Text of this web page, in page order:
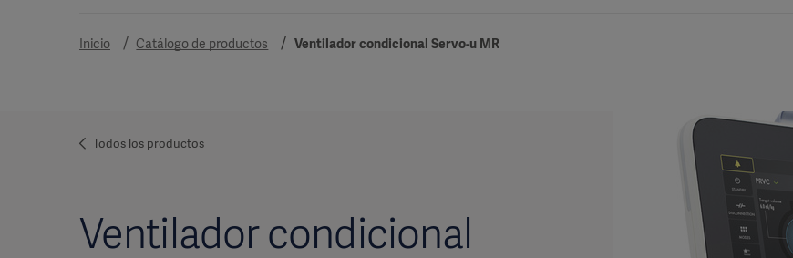
Inicio Catálogo de productos Ventilador condicional Servo-u MR
Todos los productos
Ventilador condicional